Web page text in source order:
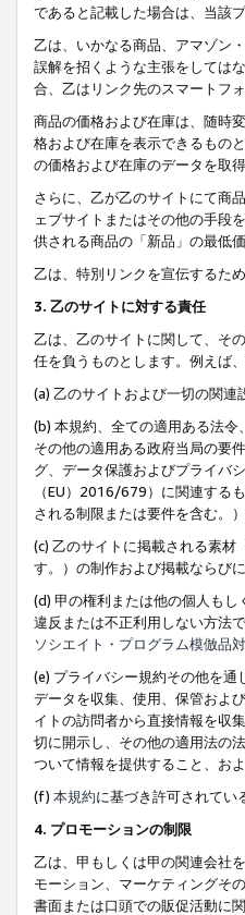
であると記載した場合は、当該
乙は、いかなる商品、アマゾン
誤解を招くような主張をしては
合、乙はリンク先のスマートフ
商品の価格および在庫は、随時
格および在庫を表示できるもの
の価格および在庫のデータを取得
さらに、乙が乙のサイトにて商
ェブサイトまたはその他の手段
供される商品の「新品」の最低
乙は、特別リンクを宣伝するた
3. 乙のサイトに対する責任
乙は、乙のサイトに関して、そ
任を負うものとします。例えば
(a) 乙のサイトおよび一切の関連
(b) 本規約、全ての適用ある法
その他の適用ある政府当局の要
グ、データ保護およびプライバ
（EU）2016/679）に関連する
される制限または要件を含む。
(c) 乙のサイトに掲載される素
す。）の制作および掲載ならび
(d) 甲の権利または他の個人も
違反または不正利用しない方法
ソシエイト・プログラム模倣品
(e) プライバシー規約その他を
データを収集、使用、保管およ
イトの訪問者から直接情報を収
切に開示し、その他の適用法の
ついて情報を提供すること、お
(f) 本規約に基づき許可されてい
4. プロモーションの制限
乙は、甲もしくは甲の関連会社
モーション、マーケティングそ
書面または口頭での販促活動に